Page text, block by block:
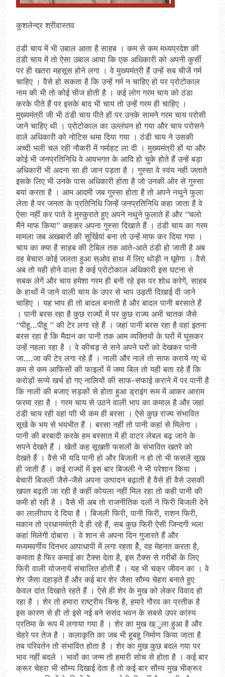
कुशलेन्द्र श्रीवास्तव
ठंडी चाय में भी उबाल आता है साहब । कम से कम मध्यप्रदेश की
ठंडी चाय में तो ऐसा उबाल आया कि एक अधिकारी को अपनी कुर्सी
पर ही खतरा महसूस होने लगा । वे मुख्यमंत्री हैं उन्हें सब चीजें गर्म
चाहिए । वैसे हो सकता है कि उन्हें गर्म न चाहिए हो पर प्रोटोकाल
नाम की भी तो कोई चीज होती है । कई लोग गरम चाय को ठंडा
करके पीते हैं पर इसके बाद भी चाय तो उन्हें गरम ही चाहिए ।
मुख्यमंत्री जी भी ठंडी चाय पीते हों पर उनके सामने गरम चाय परोसी
जाने चाहिए थी । प्रोटोकाल का उल्लंघन हो गया और चाय परोसने
वाले अधिकारी को नोटिस थमा दिया गया । ठंडी चाय ने उसकी
अच्दी भली चल रही नौकरी में गर्माहट ला दी । मुख्यमंत्री हों या और
कोई भी जनप्रतिनिधि वे आवभगत के आदि हो चुके होते हैं उन्हें बड़ा
अधिकारी भी अदना सा ही जान पड़ता है । गुस्सा वे स्वंय नही जताते
इसके लिए भी उनके पास अधिकारी होता है जो उनकी ओर से गुस्सा
बयां करता है । आम आदमी जब गुस्सा होता है तो अपने नथुने फुला
लेता है पर जनता के प्रतिनिधि जिन्हें जनप्रतिनिधि कहा जाता है वे
ऐसा नहीं कर पाते वे मुस्कुराते हुए अपने नथुने फुलाते हें और ‘‘चलो
मैंने माफ किया’’ कहकर अपना गुस्सा दिखाते हैं । ठंडी चाय का गरम
मामला जब अखबारों की सुर्खियां बना तो उन्हें माफ कर दिया गया ।
चाय का क्या है साहब की टेबिल तक आते-आते ठंडी हो जाती है अब
वह बेचारा कोई जलता हुआ स्ओव हाथ में लिए थोड़ी न घूमेगा । वैसे
अब तो यही होने वाला है कई प्रोटोकाल अधिकारी इस घटना से
सबक लेगें और चाय हमेशा गरम ही बनी रहे इस पर शोध करेगें, साहब
के हाथों में जाने वाली चाय के उपर से भाप उड़ती दिखाई दी जाने
चाहिए । यह भाप ही तो बादल बनाती है और बादल पानी बरसाते हैं
। पानी बरस रहा है कुछ राज्यों में पर कुछ राज्य अभी चातक जैसे
‘‘पीहू…पीहू ’’ की टेर लगा रहे हैं । जहां पानी बरस रहा है वहां इतना
बरस रहा है कि मैदान का पानी तक आम व्यक्तियों के घरों में घुसकर
उन्हें नहला रहा है । वे कीचड़ से सने अपने घरों को देखकर पानी
जा….जा की टेर लगा रहे हैं । नाली और नाले तो साफ कराये गए थे
कम से कम आफिसों की फाइलों में जमा बिल तो यही बता रहे हैं कि
करोड़ों रूप्ये खर्च हो गए नालियों की साफ-सफाई कराने में पर पानी है
कि नाली की बजाए सड़कों से होता हुआ ड्राइंग रूम में आकर आराम
फरमा रहा है । गरम चाय से उठने वाली भाप का कमाल है और जहां
ठंडी चाय रही वहां पाी भी कम ही बरसा । ऐसे कुछ राज्य संभावित
सूखे के भय से भयभीत हैं । बरसा नहीं तो पानी कहां से मिलेगा ।
पानी की बरबादी करके हम बरसात में ही वाटर लेबल बढ़ जाने के
सपने देखते हैं । खेतों कह सूखती फसलों के संभावित खतरे को
देखते हैं । वैसे भी यदि पानी हो और बिजली न हो तो भी फसलें सूख
ही जाती हैं । कई राज्यों में इस बार बिजली ने भी परेशान किया ।
बेचारी बिजली जैसे-जैसे अपना उत्पादन बढ़ाती है वैसे ही वैसे उसकी
खपत बढ़ती जा रही है कहीं कोयला नहीं मिल रहा तो कही पानी की
कमी हो रही है । वैसे भी अब तो राजनीतिक दलों ने फिरी बिजली देने
का लालीपाप दे दिया है । बिजली फिरी, पानी फिरी, राशन फिरी,
मकान तो प्रधानमंत्री दे ही रहे हैं, सब कुछ फिरी ऐसी जिन्दगी भला
कहां मिलेगी दोबारा । वे शान से अपना दिन गुजारते हैं और
मध्यमवर्गीय दिनभर आपाधापी में लगा रहता हेै, वह मेहनत करता है,
कमाता है फिर कमाई का टैक्स देता है, इस टैक्स से गरीबों के लिए
फिरी वाली योजनायें संचालित होती हैं । यह भी चक्र जीवन का । वे
शेर जैसा दहाड़ते हैं और कई बार शेर जैसा सौम्य चेहरा बनाते हुए
केवल दांत दिखाते रहते हैं । ऐसे ही शेर के मुख को लेकर विवाद हो
रहा है । शेर तो हमारा राष्ट्रीय चिन्ह है, हमारे गौरव का प्रतीक है
इस कारण से ही तो इसे नई बने ससंद भवन के सबसे उपर कांस्य
प्रतिमा के रूप में लगाया गया है । शेर का मुख ख्ुला हुआ है और
चेहरे पर तेज है । कलाकृति का जब भी हूबहू निर्माण किया जाता है
तब परिवर्तन तो संभावित होता है । शेर का मुख कुछ बदल गया पर
भाव नहीं बदले । भावों का जन्म तो हमारी सोच से होता है । कई बार
क्रूर चेहरा भी सौम्य दिखाई देता है तो कई बार सौम्य मुख भीक्रूर